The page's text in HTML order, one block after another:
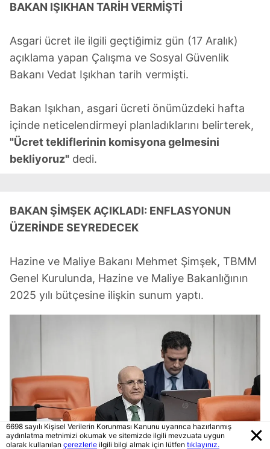
BAKAN IŞIKHAN TARİH VERMİŞTİ
Asgari ücret ile ilgili geçtiğimiz gün (17 Aralık)
açıklama yapan Çalışma ve Sosyal Güvenlik
Bakanı Vedat Işıkhan tarih vermişti.
Bakan Işıkhan, asgari ücreti önümüzdeki hafta
içinde neticelendirmeyi planladıklarını belirterek,
"Ücret tekliflerinin komisyona gelmesini
bekliyoruz" dedi.
BAKAN ŞİMŞEK AÇIKLADI: ENFLASYONUN
ÜZERİNDE SEYREDECEK
Hazine ve Maliye Bakanı Mehmet Şimşek, TBMM
Genel Kurulunda, Hazine ve Maliye Bakanlığının
2025 yılı bütçesine ilişkin sunum yaptı.
6698 sayılı Kişisel Verilerin Korunması Kanunu uyarınca hazırlanmış
aydınlatma metnimizi okumak ve sitemizde ilgili mevzuata uygun
olarak kullanılan çerezlerle ilgili bilgi almak için lütfen tıklayınız.